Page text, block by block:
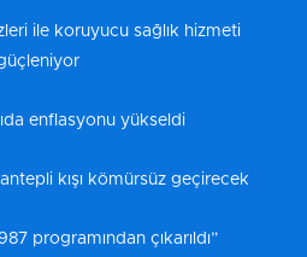
ile koruyucu sağlık hizmeti
enflasyonu yükseldi
kışı kömürsüz geçirecek
programından çıkarıldı”